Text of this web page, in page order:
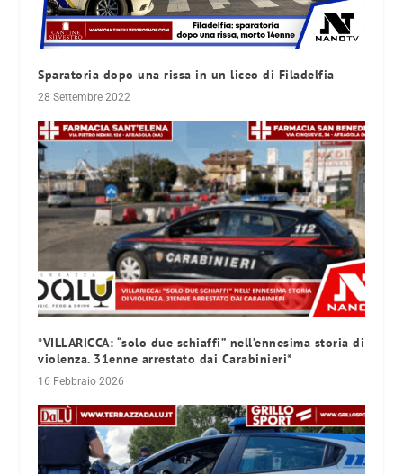
Sparatoria dopo una rissa in un liceo di Filadelfia
28 Settembre 2022
*VILLARICCA: “solo due schiaffi” nell’ennesima storia di
violenza. 31enne arrestato dai Carabinieri*
16 Febbraio 2026